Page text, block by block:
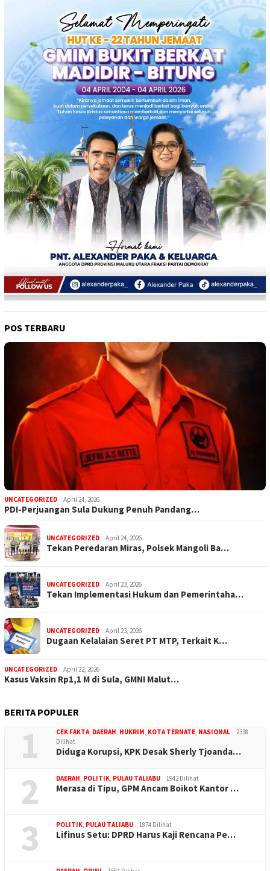
POS TERBARU
UNCATEGORIZED April 24, 2026
PDI-Perjuangan Sula Dukung Penuh Pandang…
UNCATEGORIZED April 24, 2026
Tekan Peredaran Miras, Polsek Mangoli Ba…
UNCATEGORIZED April 23, 2026
Tekan Implementasi Hukum dan Pemerintaha…
UNCATEGORIZED April 23, 2026
Dugaan Kelalaian Seret PT MTP, Terkait K…
UNCATEGORIZED April 22, 2026
Kasus Vaksin Rp1,1 M di Sula, GMNI Malut…
BERITA POPULER
1 CEK FAKTA, DAERAH, HUKRIM, KOTA TERNATE, NASIONAL
2338
Dilihat
Diduga Korupsi, KPK Desak Sherly Tjoanda…
2 DAERAH, POLITIK, PULAU TALIABU 1942 Dilihat
Merasa di Tipu, GPM Ancam Boikot Kantor …
3 POLITIK, PULAU TALIABU 1874 Dilihat
Lifinus Setu: DPRD Harus Kaji Rencana Pe…